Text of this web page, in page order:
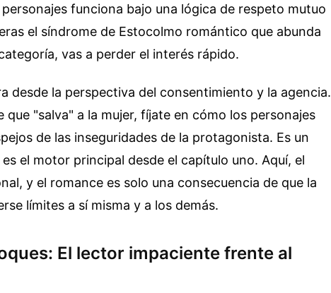
funciona bajo una lógica de respeto mutuo
el síndrome de Estocolmo romántico que abunda
vas a perder el interés rápido.
desde la perspectiva del consentimiento y la agencia.
que "salva" a la mujer, fíjate en cómo los personajes
de las inseguridades de la protagonista. Es un
el motor principal desde el capítulo uno. Aquí, el
y el romance es solo una consecuencia de que la
límites a sí misma y a los demás.
El lector impaciente frente al